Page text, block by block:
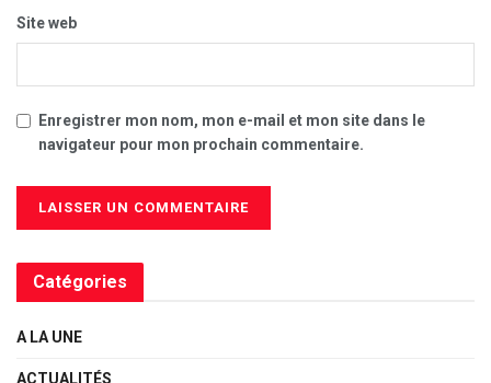
Site web
Enregistrer mon nom, mon e-mail et mon site dans le
navigateur pour mon prochain commentaire.
Catégories
A LA UNE
ACTUALITÉS